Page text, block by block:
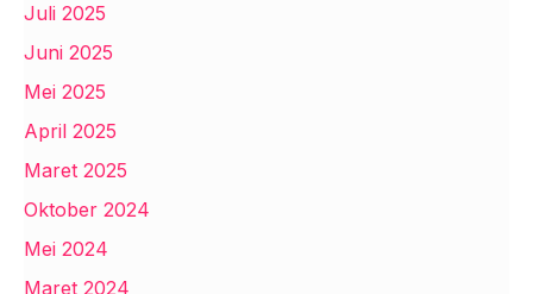
Juli 2025
Juni 2025
Mei 2025
April 2025
Maret 2025
Oktober 2024
Mei 2024
Maret 2024